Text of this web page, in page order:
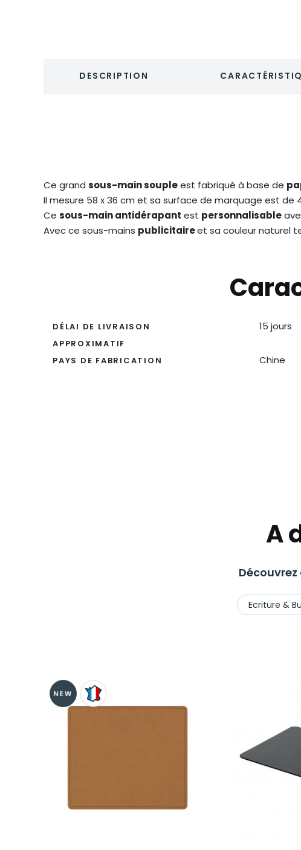
DESCRIPTION
Ce grand sous-main soupleest fabriqué à base de
Il mesure 58 x 36 cm et sa surface de marquage est de
Ce sous-main antidérapant est personnalisable
Avec ce sous-mains publicitaireet sa couleur naturel
DÉLAI DE LIVRAISON
APPROXIMATIF
15 jours
PAYS DE FABRICATION Chine
A
Ecriture &